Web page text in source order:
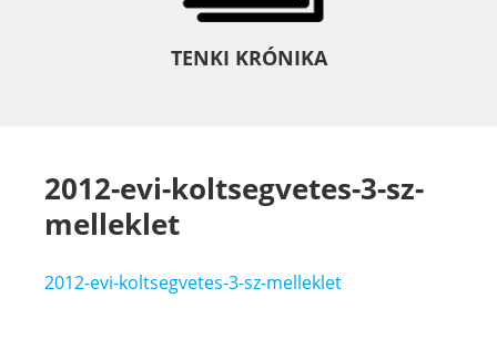
TENKI KRÓNIKA
2012-evi-koltsegvetes-3-sz-
melleklet
2012-evi-koltsegvetes-3-sz-melleklet